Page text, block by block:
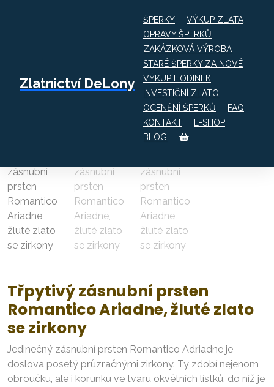
Zlatnictví DeLony
ŠPERKY
VÝKUP ZLATA
OPRAVY ŠPERKŮ
ZAKÁZKOVÁ VÝROBA
STARÉ ŠPERKY ZA NOVÉ
VÝKUP HODINEK
INVESTIČNÍ ZLATO
OCENĚNÍ ŠPERKŮ
FAQ
KONTAKT
E-SHOP
BLOG
Třpytivý zásnubní prsten Romantico
Ariadne, žluté zlato se zirkony
Třpytivý zásnubní prsten
Romantico Ariadne, žluté zlato
se zirkony
Jedinečný zásnubní prsten Romantico Adriadne je
doslova posetý průzračnými zirkony. Ty zdobí nejenom
obroučku, ale i korunku ve tvaru okvětních lístků, do níž je